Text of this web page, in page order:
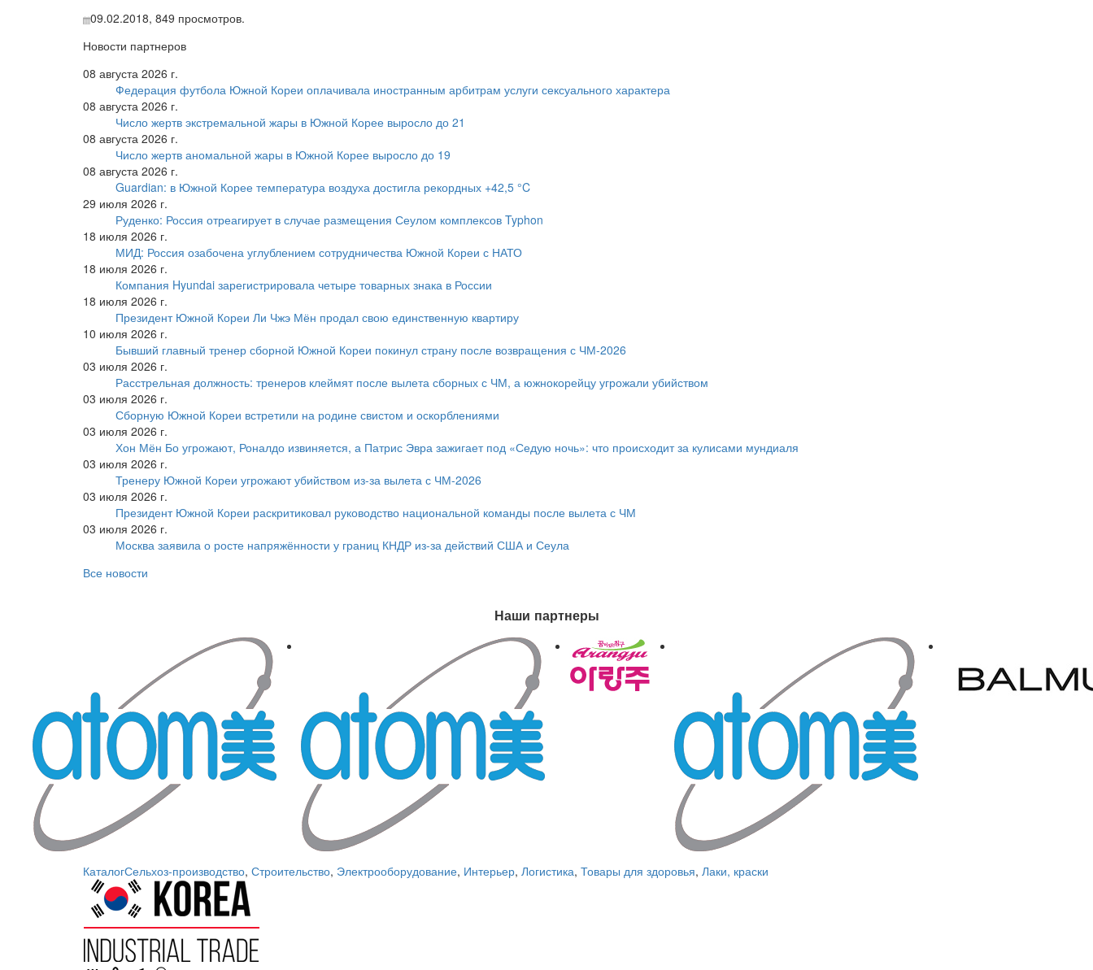
09.02.2018, 849 просмотров.
Новости партнеров
08 августа 2026 г.
Федерация футбола Южной Кореи оплачивала иностранным арбитрам услуги сексуального характера
08 августа 2026 г.
Число жертв экстремальной жары в Южной Корее выросло до 21
08 августа 2026 г.
Число жертв аномальной жары в Южной Корее выросло до 19
08 августа 2026 г.
Guardian: в Южной Корее температура воздуха достигла рекордных +42,5 °C
29 июля 2026 г.
Руденко: Россия отреагирует в случае размещения Сеулом комплексов Typhon
18 июля 2026 г.
МИД: Россия озабочена углублением сотрудничества Южной Кореи с НАТО
18 июля 2026 г.
Компания Hyundai зарегистрировала четыре товарных знака в России
18 июля 2026 г.
Президент Южной Кореи Ли Чжэ Мён продал свою единственную квартиру
10 июля 2026 г.
Бывший главный тренер сборной Южной Кореи покинул страну после возвращения с ЧМ-2026
03 июля 2026 г.
Расстрельная должность: тренеров клеймят после вылета сборных с ЧМ, а южнокорейцу угрожали убийством
03 июля 2026 г.
Сборную Южной Кореи встретили на родине свистом и оскорблениями
03 июля 2026 г.
Хон Мён Бо угрожают, Роналдо извиняется, а Патрис Эвра зажигает под «Седую ночь»: что происходит за кулисами мундиаля
03 июля 2026 г.
Тренеру Южной Кореи угрожают убийством из-за вылета с ЧМ-2026
03 июля 2026 г.
Президент Южной Кореи раскритиковал руководство национальной команды после вылета с ЧМ
03 июля 2026 г.
Москва заявила о росте напряжённости у границ КНДР из-за действий США и Сеула
Все новости
Наши партнеры
КаталогСельхоз-производство, Строительство, Электрооборудование, Интерьер, Логистика, Товары для здоровья, Лаки, краски